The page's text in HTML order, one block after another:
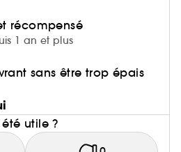
récompensé
1 an et plus
sans être trop épais
utile ?